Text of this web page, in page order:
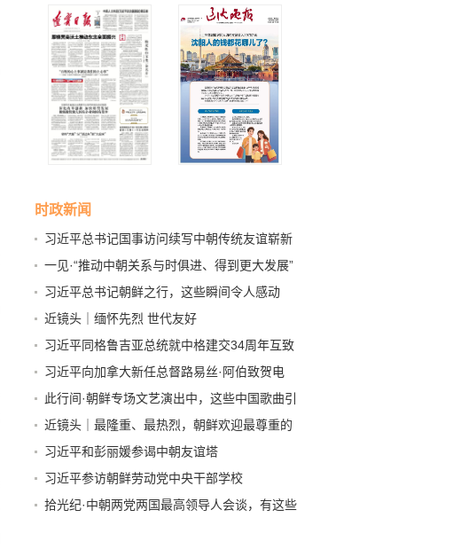
时政新闻
习近平总书记国事访问续写中朝传统友谊崭新
篇章
一见·“推动中朝关系与时俱进、得到更大发展”
习近平总书记朝鲜之行，这些瞬间令人感动
近镜头｜缅怀先烈 世代友好
习近平同格鲁吉亚总统就中格建交34周年互致
贺电
习近平向加拿大新任总督路易丝·阿伯致贺电
此行间·朝鲜专场文艺演出中，这些中国歌曲引
起全场共鸣
近镜头｜最隆重、最热烈，朝鲜欢迎最尊重的
贵宾
习近平和彭丽媛参谒中朝友谊塔
习近平参访朝鲜劳动党中央干部学校
拾光纪·中朝两党两国最高领导人会谈，有这些